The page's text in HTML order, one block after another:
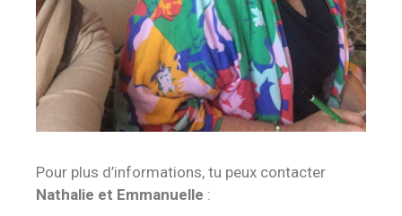
Pour plus d’informations, tu peux contacter
Nathalie et Emmanuelle :